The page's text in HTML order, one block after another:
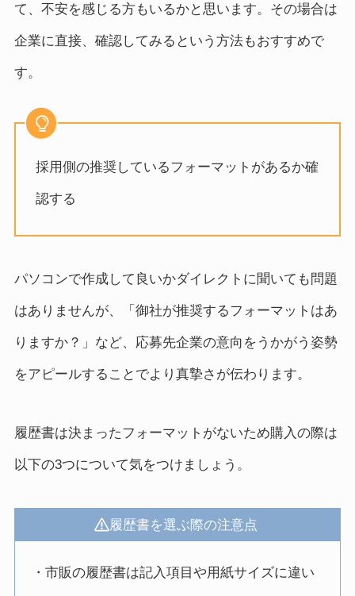
て、不安を感じる方もいるかと思います。その場合は
企業に直接、確認してみるという方法もおすすめで
す。
採用側の推奨しているフォーマットがあるか確
認する
パソコンで作成して良いかダイレクトに聞いても問題
はありませんが、「御社が推奨するフォーマットはあ
りますか？」など、応募先企業の意向をうかがう姿勢
をアピールすることでより真摯さが伝わります。
履歴書は決まったフォーマットがないため購入の際は
以下の3つについて気をつけましょう。
履歴書を選ぶ際の注意点
・市販の履歴書は記入項目や用紙サイズに違い